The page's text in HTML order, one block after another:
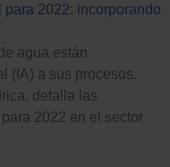
2022: incorporando
agua están
(IA) a sus procesos.
detalla las
2022 en el sector